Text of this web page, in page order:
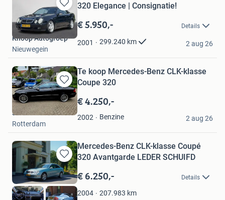
Bewaren
in
Mijn
Favorieten
320 Elegance | Consignatie!
€ 5.950,- Details
2001 299.240 km
Knoop Autogroep
Nieuwegein
2 aug 26
Bewaren
in
Mijn
Favorieten
Te koop Mercedes-Benz CLK-klasse
Coupe 320
€ 4.250,-
2002 Benzine
shatoshi
Rotterdam
2 aug 26
Bewaren
in
Mijn
Favorieten
Mercedes-Benz CLK-klasse Coupé
320 Avantgarde LEDER SCHUIFD
€ 6.250,- Details
2004 207.983 km